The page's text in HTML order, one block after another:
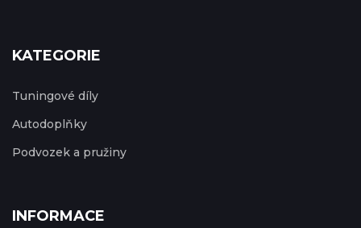
KATEGORIE
Tuningové díly
Autodoplňky
Podvozek a pružiny
INFORMACE